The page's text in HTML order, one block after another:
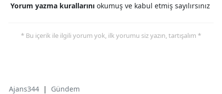
Yorum yazma kurallarını okumuş ve kabul etmiş sayılırsınız
* Bu içerik ile ilgili yorum yok, ilk yorumu siz yazın, tartışalım *
Ajans344 | Gündem